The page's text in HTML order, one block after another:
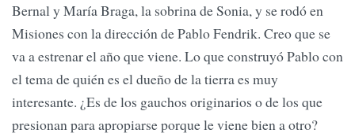
Bernal y María Braga, la sobrina de Sonia, y se rodó en
Misiones con la dirección de Pablo Fendrik. Creo que se
va a estrenar el año que viene. Lo que construyó Pablo con
el tema de quién es el dueño de la tierra es muy
interesante. ¿Es de los gauchos originarios o de los que
presionan para apropiarse porque le viene bien a otro?